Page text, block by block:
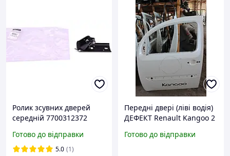
Ролик зсувних дверей
середній 7700312372
Renault Trafic II (2001
2014)
Готово до відправки
5.0 (1)
Передні двері (ліві водія)
ДЕФЕКТ Renault Kangoo 2
Готово до відправки